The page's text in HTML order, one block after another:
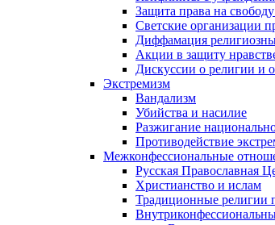
Защита права на свободу
Светские организации
Диффамация
Акции в защиту
Дискуссии о религии и
Экстремизм
Вандализм
Убийства и насилие
Разжигание
Противодействие
Межконфессиональные
Русская Православная
Христианство и ислам
Традиционные религии